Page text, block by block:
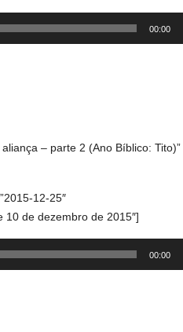
00:00
– parte 2 (Ano Bíblico: Tito)”
12-25″
10 de dezembro de 2015″]
00:00